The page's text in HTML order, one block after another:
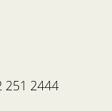
251 2444